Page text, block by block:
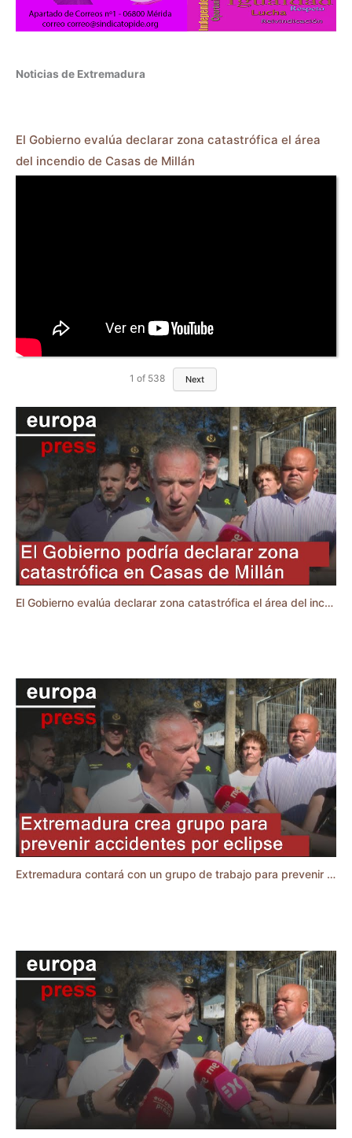
Noticias de Extremadura
El Gobierno evalúa declarar zona catastrófica el área
del incendio de Casas de Millán
1 of 538 Next
El Gobierno evalúa declarar zona catastrófica el área del incendio de Casas de Millán
Extremadura contará con un grupo de trabajo para prevenir accidentes de tráfico por el eclipse